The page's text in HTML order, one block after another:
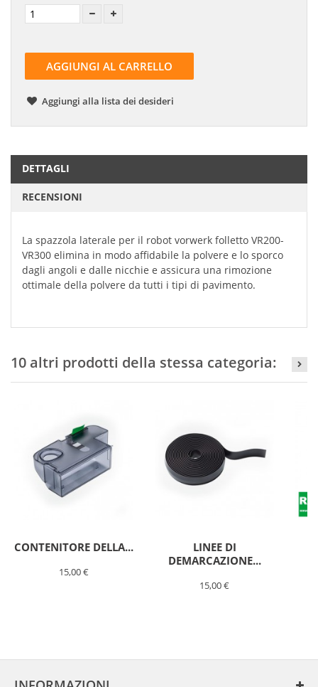
AGGIUNGI AL CARRELLO
Aggiungi alla lista dei desideri
DETTAGLI
RECENSIONI
La spazzola laterale per il robot vorwerk folletto VR200-
VR300 elimina in modo affidabile la polvere e lo sporco
dagli angoli e dalle nicchie e assicura una rimozione
ottimale della polvere da tutti i tipi di pavimento.
10 altri prodotti della stessa categoria:
CONTENITORE DELLA...
15,00 €
LINEE DI
DEMARCAZIONE...
15,00 €
FOLLETTO